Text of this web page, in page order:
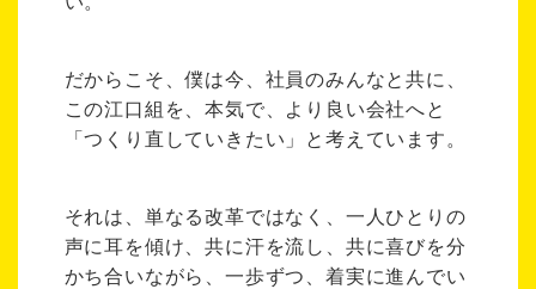
だからこそ、僕は今、社員のみんなと共に、
この江口組を、本気で、より良い会社へと
「つくり直していきたい」と考えています。
それは、単なる改革ではなく、一人ひとりの
声に耳を傾け、共に汗を流し、共に喜びを分
かち合いながら、一歩ずつ、着実に進んでい